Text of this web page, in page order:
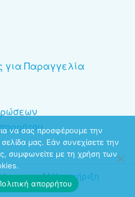
για Παραγγελία
reserved |Υποστήριξη
-dezitech.
να σας προσφέρουμε την
μας. Εάν συνεχίσετε την
συμφωνείτε με τη χρήση των
απορρήτου